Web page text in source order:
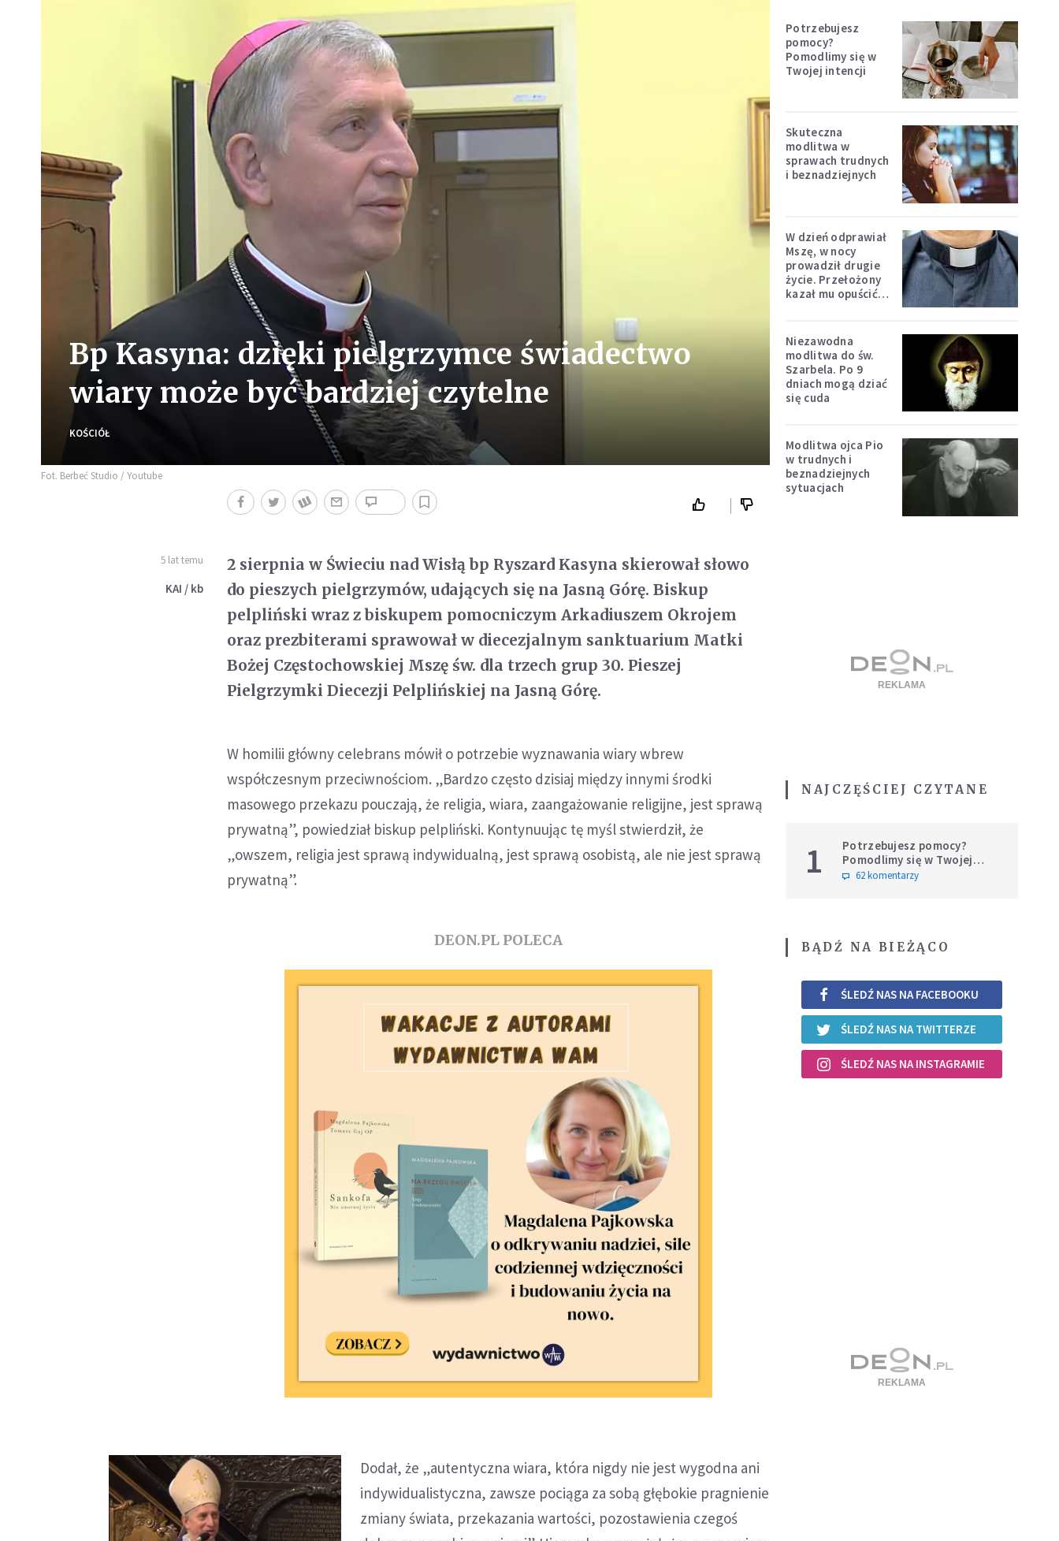
Bp Kasyna: dzięki pielgrzymce świadectwo
wiary może być bardziej czytelne
KOŚCIÓŁ
Fot. Berbeć Studio / Youtube
5 lat temu
KAI / kb
2 sierpnia w Świeciu nad Wisłą bp Ryszard Kasyna skierował słowo
do pieszych pielgrzymów, udających się na Jasną Górę. Biskup
pelpliński wraz z biskupem pomocniczym Arkadiuszem Okrojem
oraz prezbiterami sprawował w diecezjalnym sanktuarium Matki
Bożej Częstochowskiej Mszę św. dla trzech grup 30. Pieszej
Pielgrzymki Diecezji Pelplińskiej na Jasną Górę.
W homilii główny celebrans mówił o potrzebie wyznawania wiary wbrew
współczesnym przeciwnościom. „Bardzo często dzisiaj między innymi środki
masowego przekazu pouczają, że religia, wiara, zaangażowanie religijne, jest sprawą
prywatną”, powiedział biskup pelpliński. Kontynuując tę myśl stwierdził, że
„owszem, religia jest sprawą indywidualną, jest sprawą osobistą, ale nie jest sprawą
prywatną”.
DEON.PL POLECA
Dodał, że „autentyczna wiara, która nigdy nie jest wygodna ani
indywidualistyczna, zawsze pociąga za sobą głębokie pragnienie
zmiany świata, przekazania wartości, pozostawienia czegoś
Potrzebujesz
pomocy?
Pomodlimy się w
Twojej intencji
Skuteczna
modlitwa w
sprawach trudnych
i beznadziejnych
W dzień odprawiał
Mszę, w nocy
prowadził drugie
życie. Przełożony
kazał mu opuścić
Niezawodna
modlitwa do św.
Szarbela. Po 9
dniach mogą dziać
się cuda
Modlitwa ojca Pio
w trudnych i
beznadziejnych
sytuacjach
NAJCZĘŚCIEJ CZYTANE
1
Potrzebujesz pomocy?
Pomodlimy się w Twojej
intencji
62 komentarzy
BĄDŹ NA BIEŻĄCO
ŚLEDŹ NAS NA FACEBOOKU
ŚLEDŹ NAS NA TWITTERZE
ŚLEDŹ NAS NA INSTAGRAMIE